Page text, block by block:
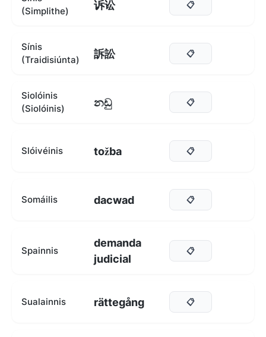
(Simplithe)
诉讼 📋
Sínis
(Traidisiúnta)
訴訟 📋
Siolóinis
(Siolóinis)
නඩු 📋
Slóivéinis tožba 📋
Somáilis dacwad 📋
Spainnis
demanda
judicial
📋
Sualainnis rättegång 📋